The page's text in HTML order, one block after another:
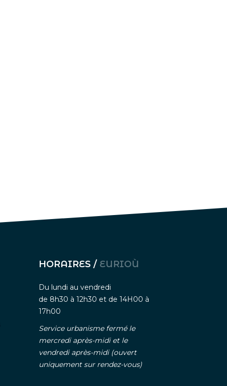
HORAIRES / EURIOÙ
Du lundi au vendredi
de 8h30 à 12h30 et de 14H00 à
17h00
Service urbanisme fermé le
mercredi après-midi et le
vendredi après-midi (ouvert
uniquement sur rendez-vous)